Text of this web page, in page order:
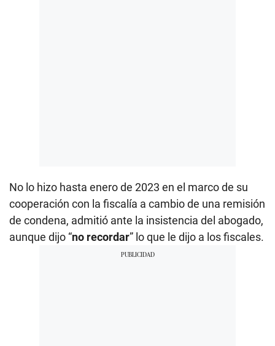
No lo hizo hasta enero de 2023 en el marco de su
cooperación con la fiscalía a cambio de una remisión
de condena, admitió ante la insistencia del abogado,
aunque dijo “no recordar” lo que le dijo a los fiscales.